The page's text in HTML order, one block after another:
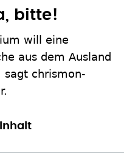
bitte!
will eine
aus dem Ausland
sagt chrismon-